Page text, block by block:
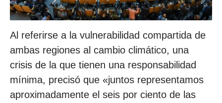
Al referirse a la vulnerabilidad compartida de
ambas regiones al cambio climático, una
crisis de la que tienen una responsabilidad
mínima, precisó que «juntos representamos
aproximadamente el seis por ciento de las